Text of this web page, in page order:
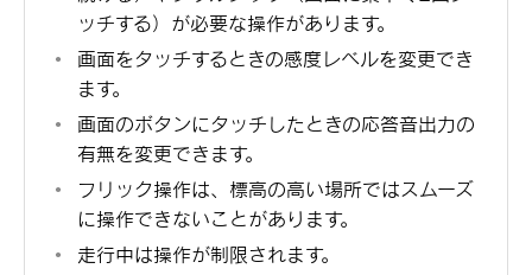
ッチする）が必要な操作があります。
画面をタッチするときの感度レベルを変更でき
ます。
画面のボタンにタッチしたときの応答音出力の
有無を変更できます。
フリック操作は、標高の高い場所ではスムーズ
に操作できないことがあります。
走行中は操作が制限されます。